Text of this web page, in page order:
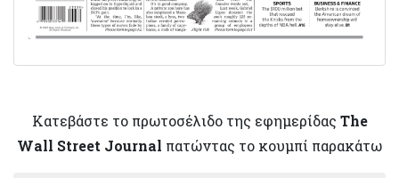
Κατεβάστε το πρωτοσέλιδο της εφημερίδας The
Wall Street Journal πατώντας το κουμπί παρακάτω